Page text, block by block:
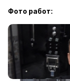
Фото работ: